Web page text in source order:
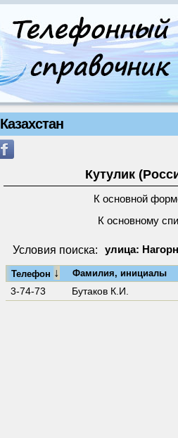
Казахстан
Кутулик
К основной
К основному
Условия поиска: улица:
Телефон ↓ Фамилия, инициалы
3-74-73 Бутаков К.И.